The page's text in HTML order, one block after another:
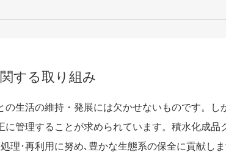
する取り組み
の生活の維持・発展には欠かせないものです。
に管理することが求められています。積水化成
理･再利用に努め､豊かな生態系の保全に貢献しま